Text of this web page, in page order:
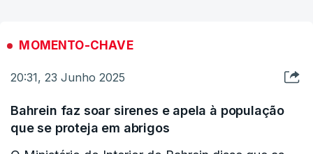
MOMENTO-CHAVE
20:31, 23 Junho 2025
Bahrein faz soar sirenes e apela à população
que se proteja em abrigos